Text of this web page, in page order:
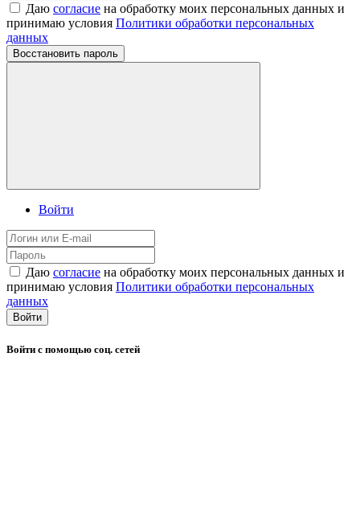
Даю согласие на обработку моих персональных данных и
принимаю условия Политики обработки персональных
данных
Восстановить пароль
Войти
Даю согласие на обработку моих персональных данных и
принимаю условия Политики обработки персональных
данных
Войти
Войти с помощью соц. сетей